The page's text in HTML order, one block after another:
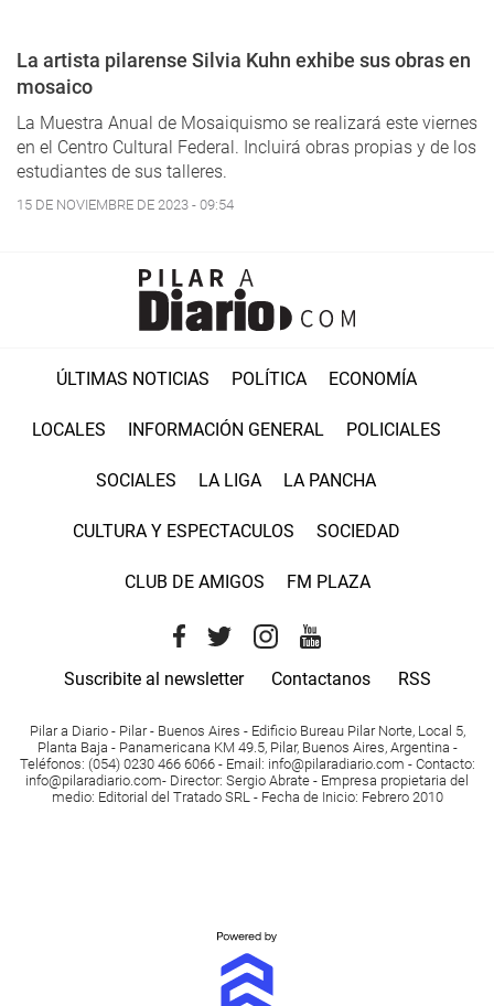
La artista pilarense Silvia Kuhn exhibe sus obras en
mosaico
La Muestra Anual de Mosaiquismo se realizará este viernes
en el Centro Cultural Federal. Incluirá obras propias y de los
estudiantes de sus talleres.
15 DE NOVIEMBRE DE 2023 - 09:54
ÚLTIMAS NOTICIAS POLÍTICA ECONOMÍA
LOCALES INFORMACIÓN GENERAL POLICIALES
SOCIALES LA LIGA LA PANCHA
CULTURA Y ESPECTACULOS SOCIEDAD
CLUB DE AMIGOS FM PLAZA
Suscribite al newsletter Contactanos RSS
Pilar a Diario - Pilar - Buenos Aires - Edificio Bureau Pilar Norte, Local 5,
Planta Baja - Panamericana KM 49.5, Pilar, Buenos Aires, Argentina -
Teléfonos: (054) 0230 466 6066 - Email : info@pilaradiario.com - Contacto:
info@pilaradiario.com- Director: Sergio Abrate - Empresa propietaria del
medio: Editorial del Tratado SRL - Fecha de Inicio: Febrero 2010